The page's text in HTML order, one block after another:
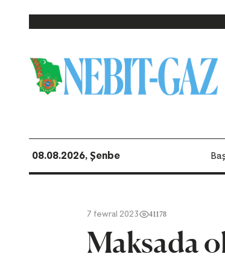
08.08.2026, Şenbe
7 fewral 2023 41178
Maksada